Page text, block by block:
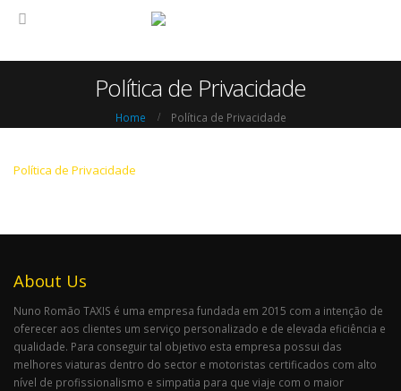
Política de Privacidade
Home Política de Privacidade
Política de Privacidade
About Us
Nuno Romão TAXIS é uma empresa fundada em 2015 com a intenção de
oferecer aos clientes um serviço personalizado e de elevada eficiência e
qualidade. Para conseguir tal objetivo esta empresa possui das
melhores viaturas dentro do sector e motoristas certificados com alto
nível de profissionalismo e simpatia para que viaje com o maior